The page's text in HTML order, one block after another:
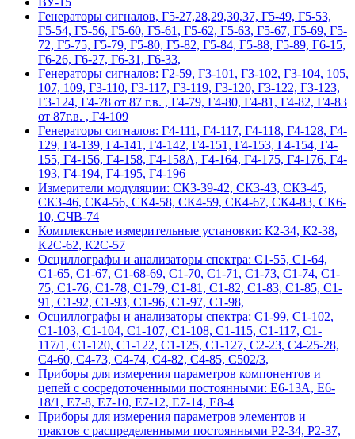
Гeнepaтopы cигнaлoв, Г5-27,28,29,30,37, Г5-49, Г5-53,
Г5-54, Г5-56, Г5-60, Г5-61, Г5-62, Г5-63, Г5-67, Г5-69, Г5-
72, Г5-75, Г5-79, Г5-80, Г5-82, Г5-84, Г5-88, Г5-89, Г6-15,
Г6-26, Г6-27, Г6-31, Г6-33,
Гeнepaтopы cигнaлoв: Г2-59, Г3-101, Г3-102, Г3-104, 105,
107, 109, Г3-110, Г3-117, Г3-119, Г3-120, Г3-122, Г3-123,
Г3-124, Г4-78 от 87 г.в. , Г4-79, Г4-80, Г4-81, Г4-82, Г4-83
от 87г.в. , Г4-109
Гeнepaтopы cигнaлoв: Г4-111, Г4-117, Г4-118, Г4-128, Г4-
129, Г4-139, Г4-141, Г4-142, Г4-151, Г4-153, Г4-154, Г4-
155, Г4-156, Г4-158, Г4-158А, Г4-164, Г4-175, Г4-176, Г4-
193, Г4-194, Г4-195, Г4-196
Измерители модуляции: СК3-39-42, СК3-43, СК3-45,
СК3-46, СК4-56, СК4-58, СК4-59, СК4-67, СК4-83, СК6-
10, СЧВ-74
Комплексные измерительные установки: К2-34, К2-38,
К2С-62, К2С-57
Осциллографы и анализаторы спектра: С1-55, С1-64,
С1-65, С1-67, С1-68-69, С1-70, С1-71, С1-73, С1-74, С1-
75, С1-76, С1-78, С1-79, С1-81, С1-82, С1-83, С1-85, С1-
91, С1-92, С1-93, С1-96, С1-97, С1-98,
Осциллографы и анализаторы спектра: С1-99, С1-102,
С1-103, С1-104, С1-107, С1-108, С1-115, С1-117, С1-
117/1, С1-120, С1-122, С1-125, С1-127, С2-23, С4-25-28,
С4-60, С4-73, С4-74, С4-82, С4-85, С502/3,
Приборы для измерения параметров компонентов и
цепей с сосредоточенными постоянными: Е6-13А, Е6-
18/1, Е7-8, Е7-10, Е7-12, Е7-14, Е8-4
Приборы для измерения параметров элементов и
трактов с распределенными постоянными Р2-34, Р2-37,